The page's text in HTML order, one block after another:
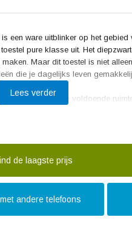
een ware uitblinker op het gebied
pure klasse uit. Het
Maar dit toestel is niet
die je dagelijks leven
deze iPhone voldoende
alles komt tot leven op dit
camerasysteem waarmee je
dankzij de snelle A-bionic
Lees verder
de laagste prijs
andere telefoons